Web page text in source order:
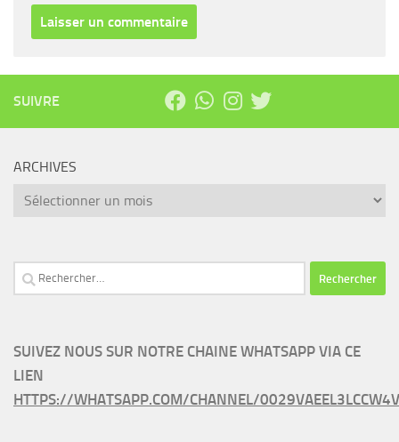
SUIVRE
ARCHIVES
Archives
Rechercher :
SUIVEZ NOUS SUR NOTRE CHAINE WHATSAPP VIA CE
LIEN
HTTPS://WHATSAPP.COM/CHANNEL/